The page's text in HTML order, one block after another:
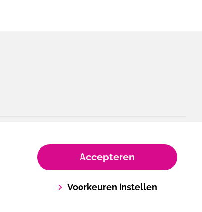
Accepteren
Voorkeuren instellen